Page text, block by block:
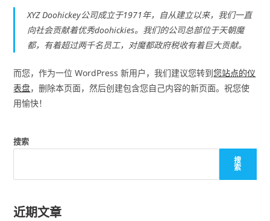
XYZ Doohickey公司成立于1971年，自从建立以来，我们一直
向社会贡献着优秀doohickies。我们的公司总部位于天朝魔
都，有着超过两千名员工，对魔都政府税收有着巨大贡献。
而您，作为一位 WordPress 新用户，我们建议您转到您站点的仪
表盘，删除本页面，然后创建包含您自己内容的新页面。祝您使
用愉快！
搜索
搜
索
近期文章